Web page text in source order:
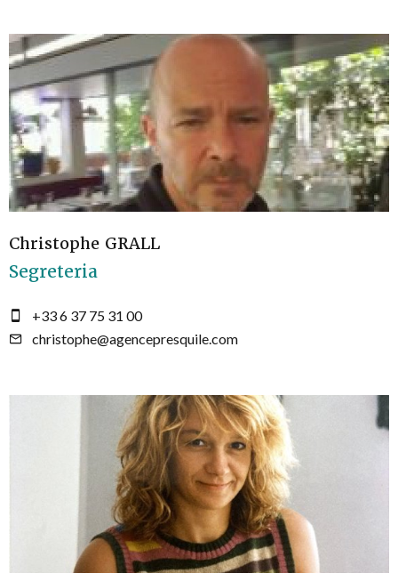
Christophe GRALL
Segreteria
+33 6 37 75 31 00
christophe@agencepresquile.com